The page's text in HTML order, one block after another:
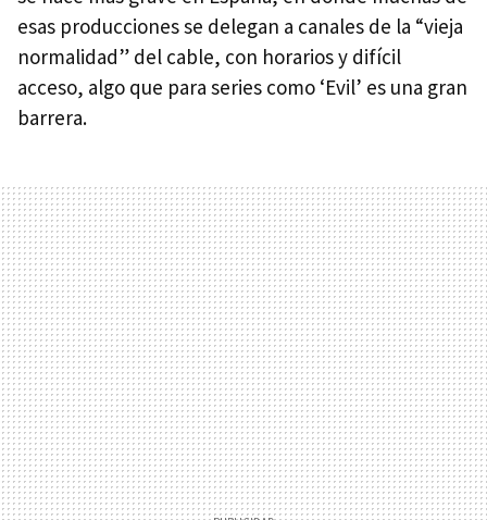
esas producciones se delegan a canales de la “vieja
normalidad” del cable, con horarios y difícil
acceso, algo que para series como ‘Evil’ es una gran
barrera.